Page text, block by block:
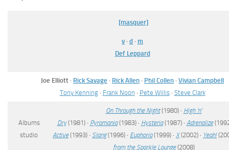
[masquer]
v · d · m
Def Leppard
Joe Elliott · Rick Savage · Rick Allen · Phil Collen · Vivian Campbell
Tony Kenning · Frank Noon · Pete Willis · Steve Clark
Albums
studio
On Through the Night (1980) · High ‘n’
Dry (1981) · Pyromania (1983) · Hysteria (1987) · Adrenalize
Active (1993) · Slang (1996) · Euphoria (1999) · X (2002) · Yeah!
from the Sparkle Lounge (2008)